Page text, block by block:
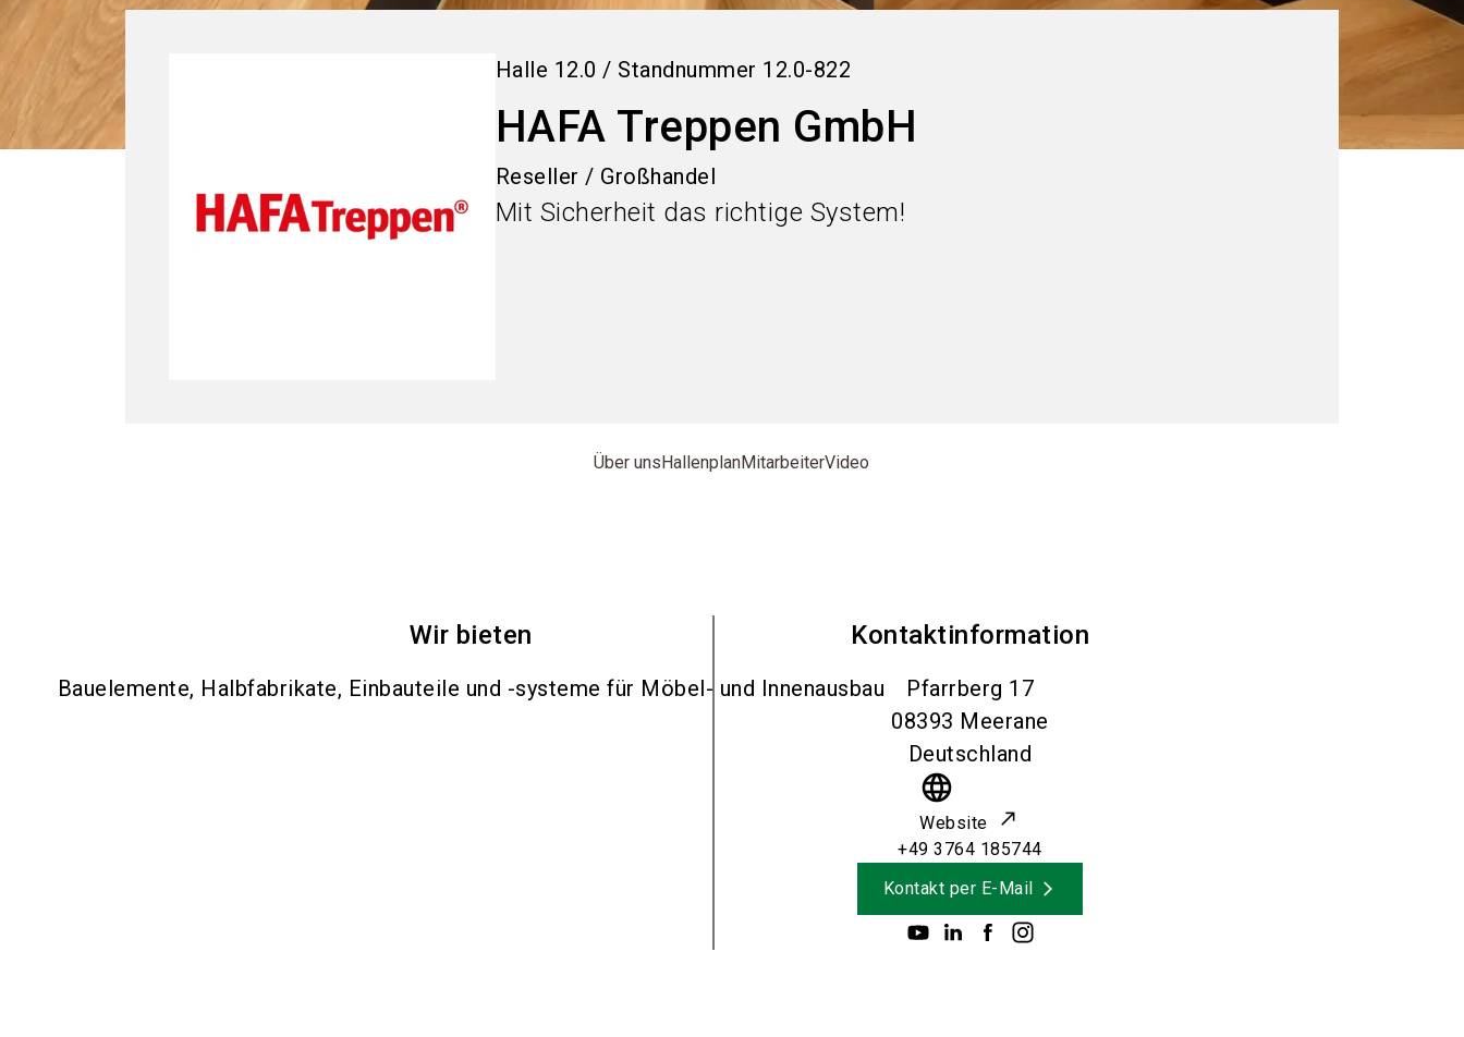
Halle 12.0 / Standnummer 12.0-822
HAFA Treppen GmbH
Reseller / Großhandel
Mit Sicherheit das richtige System!
Über unsHallenplanMitarbeiterVideo
Wir bieten
Bauelemente, Halbfabrikate, Einbauteile und -systeme für Möbel- und Innenausbau
Kontaktinformation
Pfarrberg 17
08393 Meerane
Deutschland
language
Website
+49 3764 185744
Kontakt per E-Mail